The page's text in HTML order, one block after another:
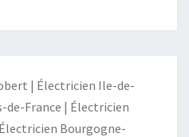
| Électricien Ile-de-
de-France | Électricien
Électricien Bourgogne-